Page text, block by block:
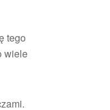
tego
wiele